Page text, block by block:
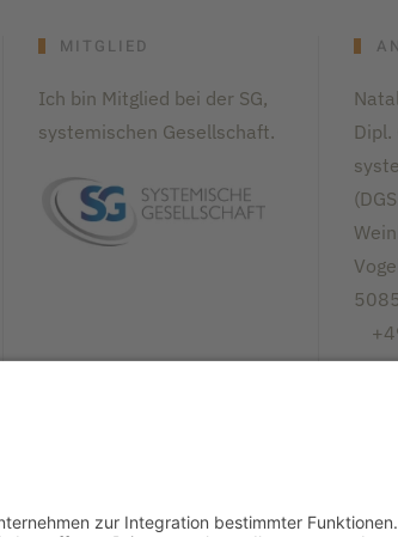
MITGLIED
Ich bin Mitglied bei der SG,
systemischen Gesellschaft.